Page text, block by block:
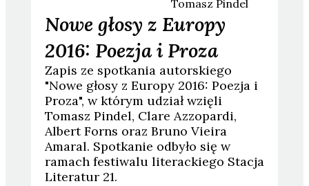
Tomasz Pindel
Nowe głosy z Europy
2016: Poezja i Proza
Zapis ze spotkania autorskiego
"Nowe głosy z Europy 2016: Poezja i
Proza", w którym udział wzięli
Tomasz Pindel, Clare Azzopardi,
Albert Forns oraz Bruno Vieira
Amaral. Spotkanie odbyło się w
ramach festiwalu literackiego Stacja
Literatur 21.